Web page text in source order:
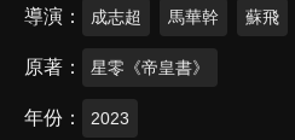
導演 成志超 馬華幹 蘇飛
原著 星零《帝皇書》
年份 2023